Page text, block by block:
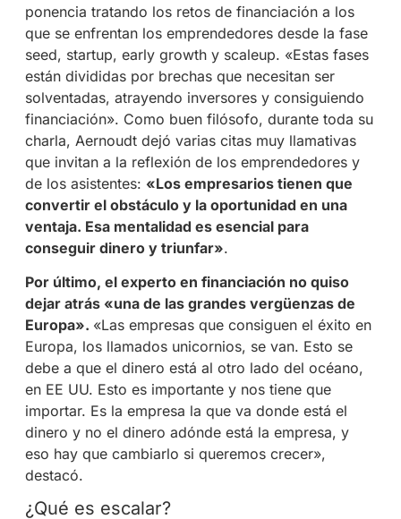
ponencia tratando los retos de financiación a los
que se enfrentan los emprendedores desde la fase
seed, startup, early growth y scaleup. «Estas fases
están divididas por brechas que necesitan ser
solventadas, atrayendo inversores y consiguiendo
financiación». Como buen filósofo, durante toda su
charla, Aernoudt dejó varias citas muy llamativas
que invitan a la reflexión de los emprendedores y
de los asistentes: «Los empresarios tienen que
convertir el obstáculo y la oportunidad en una
ventaja. Esa mentalidad es esencial para
conseguir dinero y triunfar».
Por último, el experto en financiación no quiso
dejar atrás «una de las grandes vergüenzas de
Europa». «Las empresas que consiguen el éxito en
Europa, los llamados unicornios, se van. Esto se
debe a que el dinero está al otro lado del océano,
en EE UU. Esto es importante y nos tiene que
importar. Es la empresa la que va donde está el
dinero y no el dinero adónde está la empresa, y
eso hay que cambiarlo si queremos crecer»,
destacó.
¿Qué es escalar?